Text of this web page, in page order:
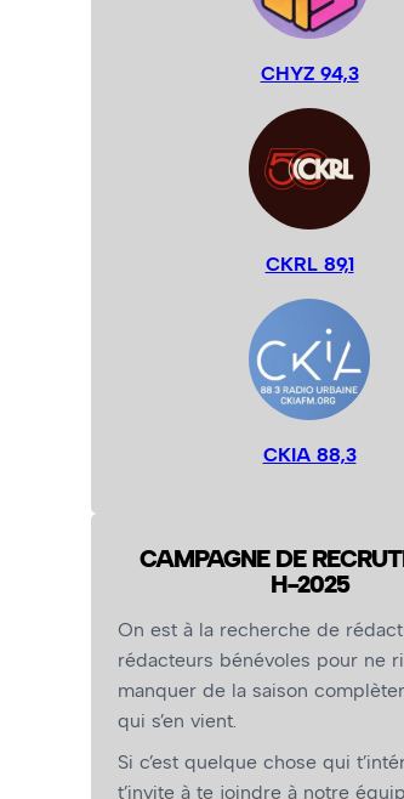
CHYZ 94,3
CKRL 89,1
CKIA 88,3
CAMPAGNE DE
H-2025
On est à la recherche de
rédacteurs bénévoles pour ne
manquer de la saison
qui s’en vient.
Si c’est quelque chose qui
t’invite à te joindre à notre